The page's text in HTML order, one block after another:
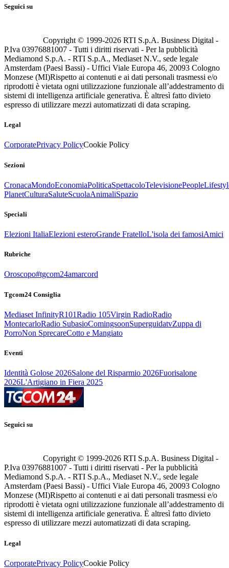
Seguici su
Copyright © 1999-2026 RTI S.p.A. Business Digital -
P.Iva 03976881007 - Tutti i diritti riservati - Per la pubblicità
Mediamond S.p.A. - RTI S.p.A., Mediaset N.V., sede legale
Amsterdam (Paesi Bassi) - Uffici Viale Europa 46, 20093 Cologno
Monzese (MI)Rispetto ai contenuti e ai dati personali trasmessi e/o
riprodotti è vietata ogni utilizzazione funzionale all’addestramento di
sistemi di intelligenza artificiale generativa. È altresì fatto divieto
espresso di utilizzare mezzi automatizzati di data scraping.
Legal
CorporatePrivacy PolicyCookie Policy
Sezioni
CronacaMondoEconomiaPoliticaSpettacoloTelevisionePeople
PlanetCulturaSaluteScuolaAnimaliSpazio
Speciali
Elezioni ItaliaElezioni esteroGrande FratelloL'isola dei famosiAmici
Rubriche
Oroscopo#tgcom24amarcord
Tgcom24 Consiglia
Mediaset InfinityR101Radio 105Virgin RadioRadio
MontecarloRadio SubasioComingsoonSuperguidatvZuppa di
PorroNon SprecareCotto e Mangiato
Eventi
Identità Golose 2026Salone del Risparmio 2026Fuorisalone
2026L'Artigiano in Fiera 2025
Seguici su
Copyright © 1999-2026 RTI S.p.A. Business Digital -
P.Iva 03976881007 - Tutti i diritti riservati - Per la pubblicità
Mediamond S.p.A. - RTI S.p.A., Mediaset N.V., sede legale
Amsterdam (Paesi Bassi) - Uffici Viale Europa 46, 20093 Cologno
Monzese (MI)Rispetto ai contenuti e ai dati personali trasmessi e/o
riprodotti è vietata ogni utilizzazione funzionale all’addestramento di
sistemi di intelligenza artificiale generativa. È altresì fatto divieto
espresso di utilizzare mezzi automatizzati di data scraping.
Legal
CorporatePrivacy PolicyCookie Policy